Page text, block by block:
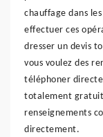
chauffage dans
effectuer ces
dresser un devis
vous voulez des
téléphoner
totalement gratuit
renseignements
directement.